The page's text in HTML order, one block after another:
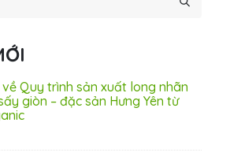
về Quy trình sản xuất long nhãn
giòn – đặc sản Hưng Yên từ